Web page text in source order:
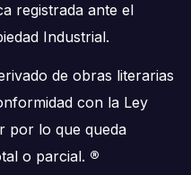
registrada ante el
Industrial.
de obras literarias
con la Ley
por lo que queda
o parcial. ®